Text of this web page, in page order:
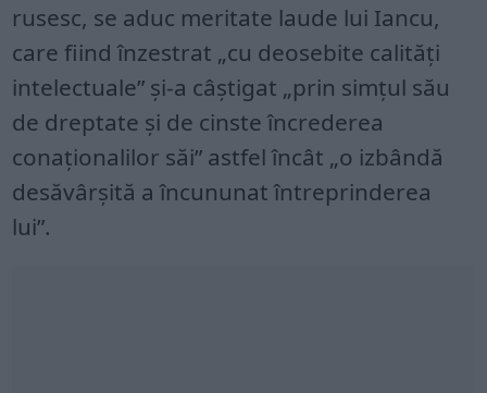
rusesc, se aduc meritate laude lui Iancu,
care fiind înzestrat „cu deosebite calităţi
intelectuale” şi-a câştigat „prin simţul său
de dreptate şi de cinste încrederea
conaţionalilor săi” astfel încât „o izbândă
desăvârşită a încununat întreprinderea
lui”.